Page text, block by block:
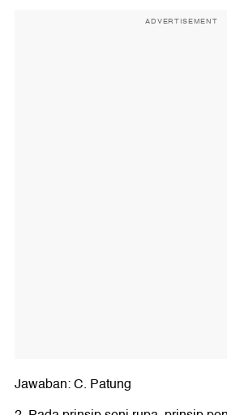
ADVERTISEMENT
Jawaban: C. Patung